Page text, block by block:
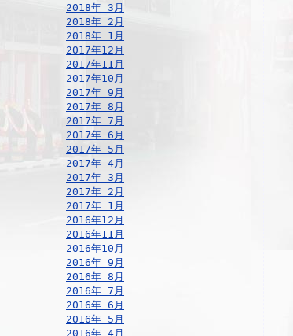
2018年 3月
2018年 2月
2018年 1月
2017年12月
2017年11月
2017年10月
2017年 9月
2017年 8月
2017年 7月
2017年 6月
2017年 5月
2017年 4月
2017年 3月
2017年 2月
2017年 1月
2016年12月
2016年11月
2016年10月
2016年 9月
2016年 8月
2016年 7月
2016年 6月
2016年 5月
2016年 4月